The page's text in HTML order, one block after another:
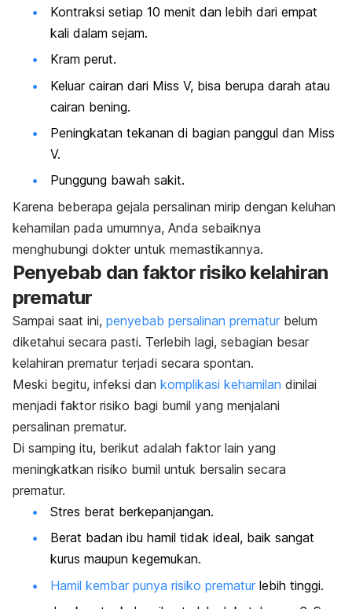
Kontraksi setiap 10 menit dan lebih dari empat
kali dalam sejam.
Kram perut.
Keluar cairan dari Miss V, bisa berupa darah atau
cairan bening.
Peningkatan tekanan di bagian panggul dan Miss
V.
Punggung bawah sakit.
Karena beberapa gejala persalinan mirip dengan keluhan
kehamilan pada umumnya, Anda sebaiknya
menghubungi dokter untuk memastikannya.
Penyebab dan faktor risiko kelahiran
prematur
Sampai saat ini, penyebab persalinan prematur belum
diketahui secara pasti. Terlebih lagi, sebagian besar
kelahiran prematur terjadi secara spontan.
Meski begitu, infeksi dan komplikasi kehamilan dinilai
menjadi faktor risiko bagi bumil yang menjalani
persalinan prematur.
Di samping itu, berikut adalah faktor lain yang
meningkatkan risiko bumil untuk bersalin secara
prematur.
Stres berat berkepanjangan.
Berat badan ibu hamil tidak ideal, baik sangat
kurus maupun kegemukan.
Hamil kembar punya risiko prematur lebih tinggi.